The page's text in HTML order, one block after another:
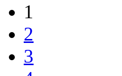
1
2
3